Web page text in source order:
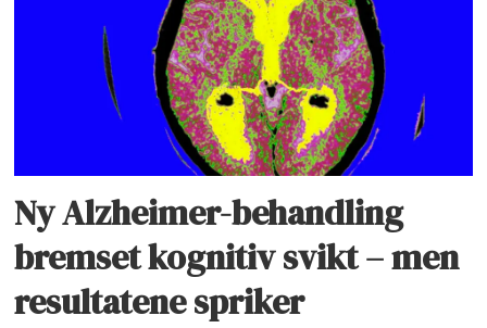
Ny Alzheimer-behandling
bremset kognitiv svikt – men
resultatene spriker